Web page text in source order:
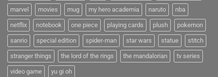
marvel movies mug my hero academia naruto nba
netflix notebook one piece playing cards plush pokemon
sanrio special edition spider-man star wars statue stitch
stranger things the lord of the rings the mandalorian tv series
video game yu gi oh